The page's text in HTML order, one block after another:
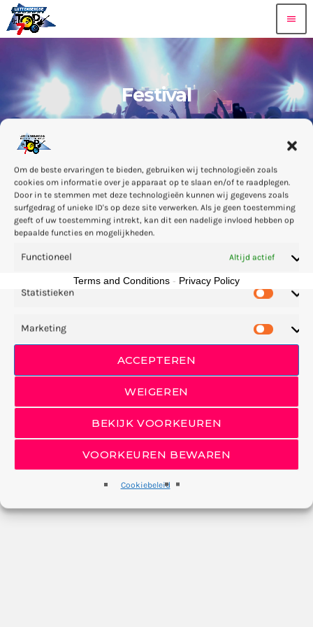
Om de beste ervaringen te bieden, gebruiken wij technologieën zoals
cookies om informatie over je apparaat op te slaan en/of te raadplegen.
Door in te stemmen met deze technologieën kunnen wij gegevens zoals
surfgedrag of unieke ID's op deze site verwerken. Als je geen toestemming
geeft of uw toestemming intrekt, kan dit een nadelige invloed hebben op
bepaalde functies en mogelijkheden.
Functioneel Altijd actief
Statistieken
Marketing
ACCEPTEREN
WEIGEREN
BEKIJK VOORKEUREN
VOORKEUREN BEWAREN
Cookiebeleid
menu
Festival
Sorry, er zijn op dit moment geen
geplande evenementen.
Terms and Conditions - Privacy Policy